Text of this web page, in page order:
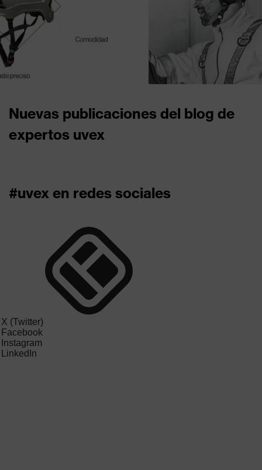
Nuevas publicaciones del blog de
expertos uvex
#uvex en redes sociales